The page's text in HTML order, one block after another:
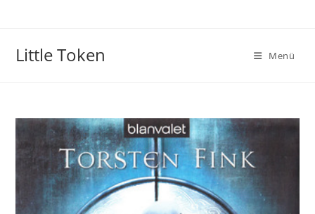
Little Token Menü